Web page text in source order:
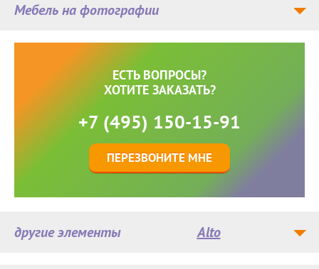
Мебель на фотографии
ЕСТЬ ВОПРОСЫ?
ХОТИТЕ ЗАКАЗАТЬ?
+7 (495) 150-15-91
ПЕРЕЗВОНИТЕ МНЕ
другие элементы Alto